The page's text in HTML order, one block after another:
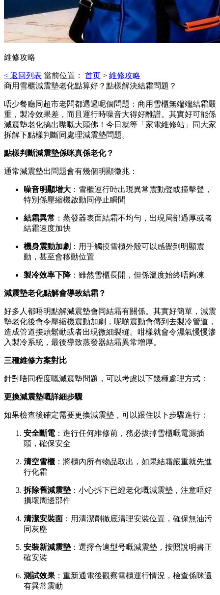
維修攻略
< 返回列表 當前位置： 首页 > 維修攻略
商用雪櫃減震墊老化點算好？點樣解決結霜問題？
唔少餐廳同超市老闆都遇過呢個問題：商用雪櫃無端端結霜嚴
重，製冷效果差，而且運行時噪音大得好離譜。其實好可能係
減震墊老化搞出嚟嘅大頭佛！今日就等「家電維修站」同大家
拆解下點樣判斷同處理減震墊問題。
點樣判斷減震墊係咪真係老化？
通常減震墊出問題會有幾個明顯徵兆：
噪音明顯增大 ：雪櫃運行時出現異常震動聲或撞擊聲，
特別係壓縮機啟動同停止瞬間
結霜異常 ：蒸發器表面結霜不均勻，出現局部過厚或者
結霜速度加快
機身震動加劇 ：用手觸摸雪櫃外殼可以感覺到明顯震
動，甚至會移動位置
製冷效率下降：雖然雪櫃長開，但係溫度始終唔夠凍
減震墊老化點解會導致結霜？
好多人都唔明點解減震墊會同結霜有關係。其實好簡單，減震
墊老化後會令壓縮機震動加劇，呢啲震動會傳到去製冷管道，
造成管道接頭鬆動或者出現微細裂縫。咁樣就會令濕氣慢慢滲
入製冷系統，最後導致蒸發器結霜異常增厚。
三種維修方案對比
針對唔同程度嘅減震墊問題，可以考慮以下幾種處理方式：
更換減震墊嘅詳細步驟
如果檢查後確定需要更換減震墊，可以跟住以下步驟進行：
安全斷電：進行任何維修前，務必拔掉雪櫃嘅電源插
頭，確保安全
清空雪櫃 ：將櫃內所有物品取出，如果結霜嚴重就先進
行化霜
拆除舊減震墊 ：小心拆下已經老化嘅減震墊，注意唔好
損壞周邊部件
清潔安裝面 ：用清潔劑徹底清理安裝位置，確保無油污
同灰塵
安裝新減震墊 ：選擇合適型号嘅減震墊，按照說明書正
確安裝
測試效果 ：重新通電後觀察雪櫃運行情況，檢查係咪還
有異常震動